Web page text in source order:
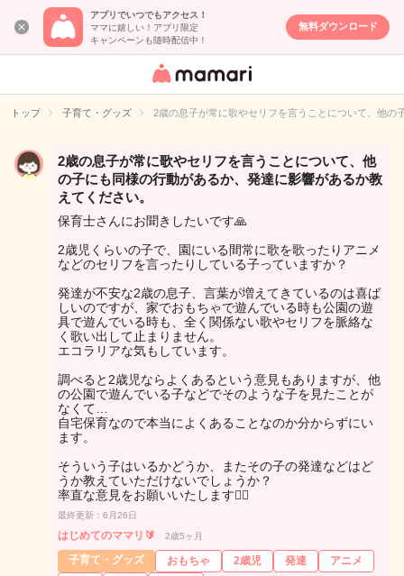
アプリでいつでもアクセス！
ママに嬉しい！アプリ限定
キャンペーンも随時配信中！
無料ダウンロード
女性専用匿名QA
イト
トップ 子育て・グッズ 2歳の息子が常に歌やセリフを言うことについて、他
2歳の息子が常に歌やセリフを言うことについて、他
の子にも同様の行動があるか、発達に影響があるか教
えてください。
保育士さんにお聞きしたいです🙏
2歳児くらいの子で、園にいる間常に歌を歌ったりアニメ
などのセリフを言ったりしている子っていますか？
発達が不安な2歳の息子、言葉が増えてきているのは喜ば
しいのですが、家でおもちゃで遊んでいる時も公園の遊
具で遊んでいる時も、全く関係ない歌やセリフを脈絡な
く歌い出して止まりません。
エコラリアな気もしています。
調べると2歳児ならよくあるという意見もありますが、他
の公園で遊んでいる子などでそのような子を見たことが
なくて…
自宅保育なので本当によくあることなのか分からずにい
ます。
そういう子はいるかどうか、またその子の発達などはど
うか教えていただけないでしょうか？
率直な意見をお願いいたします🙇‍♀️
最終更新：6月26日
はじめてのママリ🔰 2歳5ヶ月
子育て・グッズ おもちゃ 2歳児 発達
アニメ